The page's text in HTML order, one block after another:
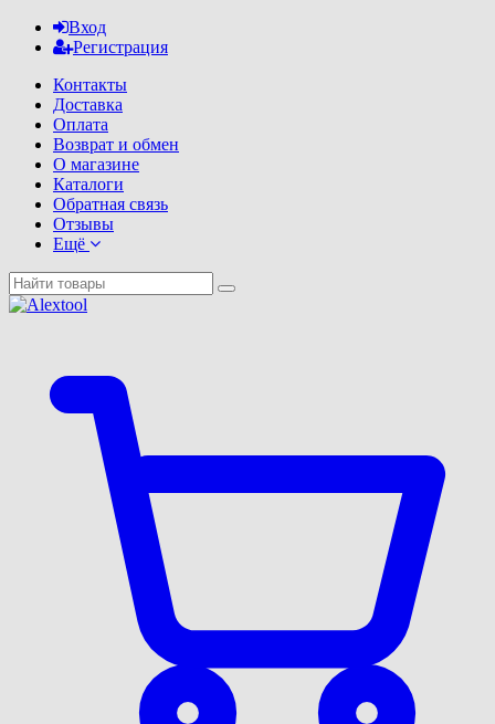
Вход
Регистрация
Контакты
Доставка
Оплата
Возврат и обмен
О магазине
Каталоги
Обратная связь
Отзывы
Ещё